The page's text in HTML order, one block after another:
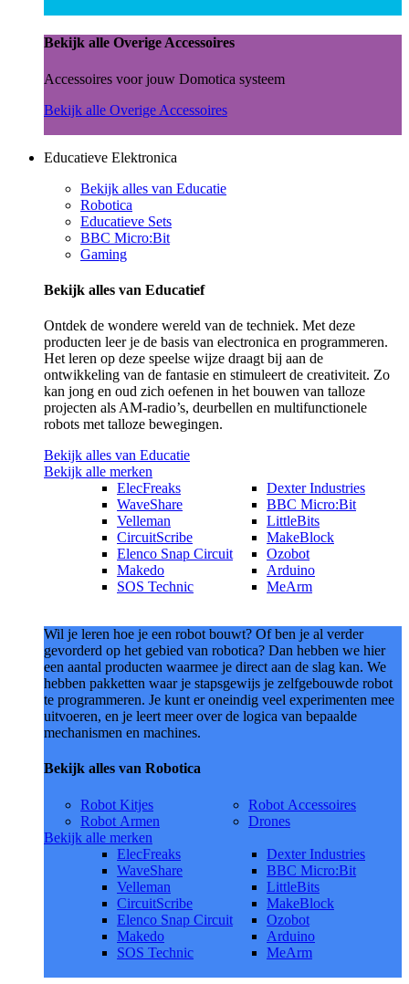
Bekijk alle Overige Accessoires
Accessoires voor jouw Domotica systeem
Bekijk alle Overige Accessoires
Educatieve Elektronica
Bekijk alles van Educatie
Robotica
Educatieve Sets
BBC Micro:Bit
Gaming
Bekijk alles van Educatief
Ontdek de wondere wereld van de techniek. Met deze
producten leer je de basis van electronica en programmeren.
Het leren op deze speelse wijze draagt bij aan de
ontwikkeling van de fantasie en stimuleert de creativiteit. Zo
kan jong en oud zich oefenen in het bouwen van talloze
projecten als AM-radio’s, deurbellen en multifunctionele
robots met talloze bewegingen.
Bekijk alles van Educatie
Bekijk alle merken
ElecFreaks
WaveShare
Velleman
CircuitScribe
Elenco Snap Circuit
Makedo
SOS Technic
Dexter Industries
BBC Micro:Bit
LittleBits
MakeBlock
Ozobot
Arduino
MeArm
Wil je leren hoe je een robot bouwt? Of ben je al verder
gevorderd op het gebied van robotica? Dan hebben we hier
een aantal producten waarmee je direct aan de slag kan. We
hebben pakketten waar je stapsgewijs je zelfgebouwde robot
te programmeren. Je kunt er oneindig veel experimenten mee
uitvoeren, en je leert meer over de logica van bepaalde
mechanismen en machines.
Bekijk alles van Robotica
Robot Kitjes
Robot Armen
Robot Accessoires
Drones
Bekijk alle merken
ElecFreaks
WaveShare
Velleman
CircuitScribe
Elenco Snap Circuit
Makedo
SOS Technic
Dexter Industries
BBC Micro:Bit
LittleBits
MakeBlock
Ozobot
Arduino
MeArm